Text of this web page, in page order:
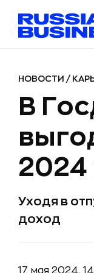
НОВОСТИ /
В
2024
Уходя в
доход
17 мая 2024,